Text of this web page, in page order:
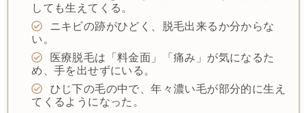
しても生えてくる。
ニキビの跡がひどく、脱毛出来るか分からな
い。
医療脱毛は「料金面」「痛み」が気になるた
め、手を出せずにいる。
ひじ下の毛の中で、年々濃い毛が部分的に生え
てくるようになった。